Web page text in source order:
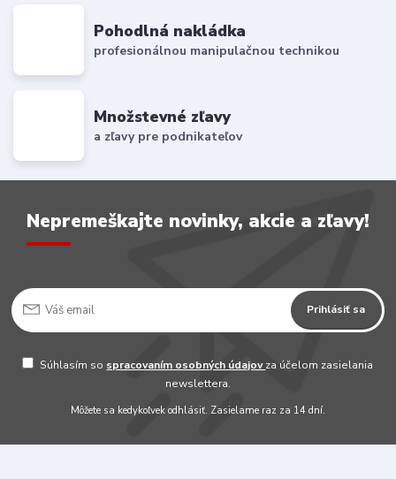
Pohodlná nakládka
profesionálnou manipulačnou technikou
Množstevné zľavy
a zľavy pre podnikateľov
Nepremeškajte novinky, akcie a zľavy!
Prihlásiť sa
Súhlasím so spracovaním osobných údajovza účelom zasielania
newslettera.
Môžete sa kedykoľvek odhlásiť. Zasielame raz za 14 dní.